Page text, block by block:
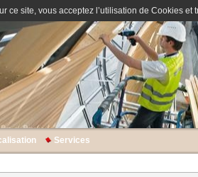
ce site, vous acceptez l’utilisation de Cookies
Services